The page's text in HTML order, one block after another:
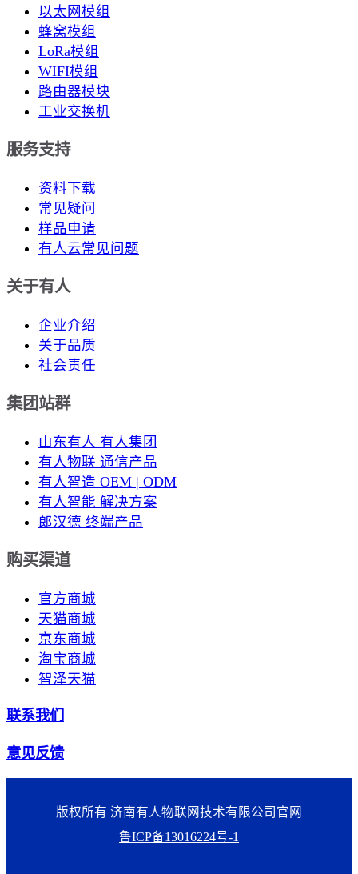
以太网模组
蜂窝模组
LoRa模组
WIFI模组
路由器模块
工业交换机
服务支持
资料下载
常见疑问
样品申请
有人云常见问题
关于有人
企业介绍
关于品质
社会责任
集团站群
山东有人 有人集团
有人物联 通信产品
有人智造 OEM | ODM
有人智能 解决方案
郎汉德 终端产品
购买渠道
官方商城
天猫商城
京东商城
淘宝商城
智泽天猫
联系我们
意见反馈
版权所有 济南有人物联网技术有限公司官网
鲁ICP备13016224号-1